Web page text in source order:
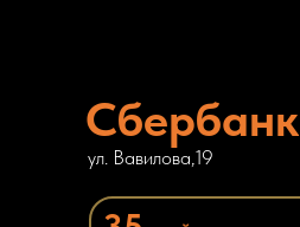
Сбербанк
ул. Вавилова,19